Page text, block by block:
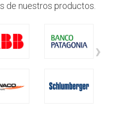
de nuestros productos.
›